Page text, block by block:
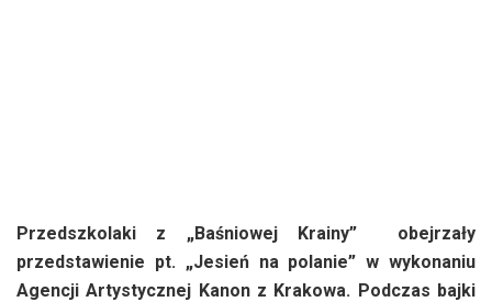
Przedszkolaki z „Baśniowej Krainy” obejrzały
przedstawienie pt. „Jesień na polanie” w wykonaniu
Agencji Artystycznej Kanon z Krakowa. Podczas bajki